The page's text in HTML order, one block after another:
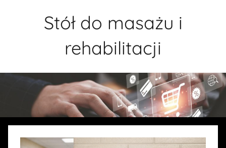
Stół do masażu i
rehabilitacji